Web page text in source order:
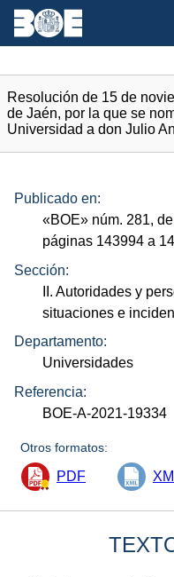
Resolución de 15 de
de Jaén, por la que se
Universidad a don Julio
Publicado en:
«BOE» núm. 281,
páginas 143994 a
Sección:
II. Autoridades y
situaciones e
Departamento:
Universidades
Referencia:
BOE-A-2021-19334
Otros formatos:
PDF